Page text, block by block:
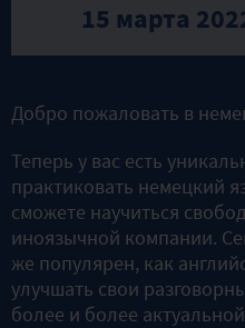
15 марта
Добро пожаловать в
Теперь у вас есть
практиковать немецкий
сможете научиться
иноязычной компании.
же популярен, как
улучшать свои
более и более